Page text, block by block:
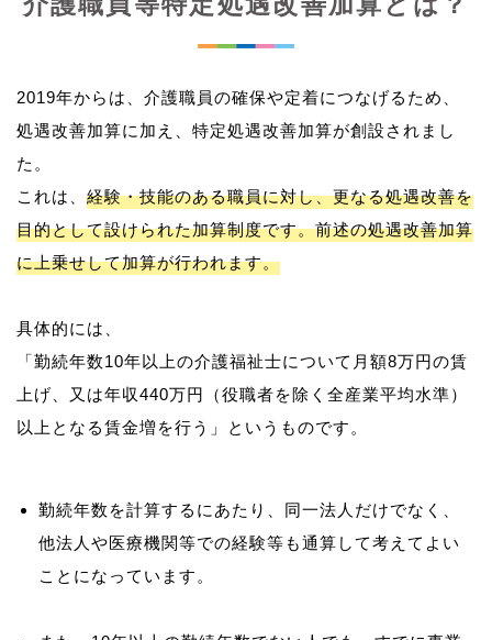
2019年からは、介護職員の確保や定着につなげるため、
処遇改善加算に加え、特定処遇改善加算が創設されまし
た。
これは、 経験・技能のある職員に対し、更なる処遇改善を
目的として設けられた加算制度です。前述の処遇改善加算
に上乗せして加算が行われます。
具体的には、
「勤続年数10年以上の介護福祉士について月額8万円の賃
上げ、又は年収440万円（役職者を除く全産業平均水準）
勤続年数を計算するにあたり、同一法人だけでなく、
他法人や医療機関等での経験等も通算して考えてよい
ことになっています。